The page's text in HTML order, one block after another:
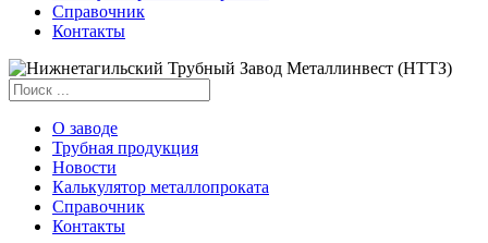
Справочник
Контакты
О заводе
Трубная продукция
Новости
Калькулятор металлопроката
Справочник
Контакты